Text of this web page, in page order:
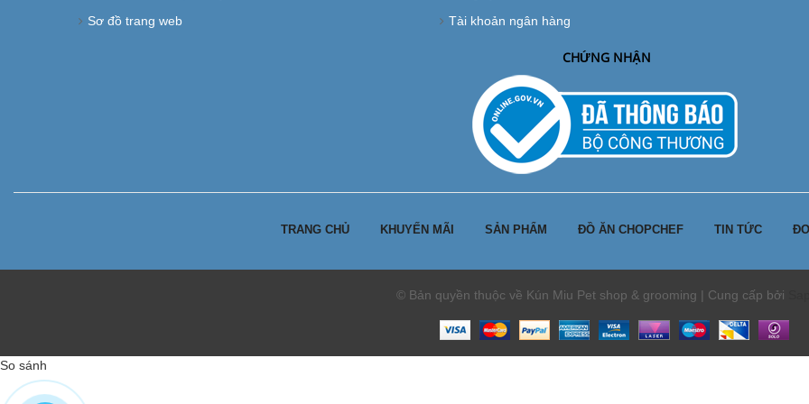
Sơ đồ trang web
Tài khoản ngân hàng
CHỨNG NHẬN
TRANG CHỦ KHUYẾN MÃI SẢN PHẨM ĐỒ ĂN CHOPCHEF TIN TỨC
© Bản quyền thuộc về Kún Miu Pet shop & grooming | Cung cấp bởi
So sánh